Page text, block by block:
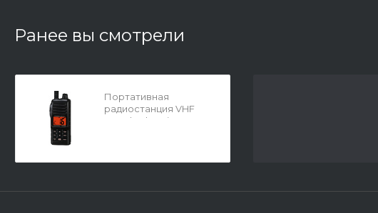
Ранее вы смотрели
Портативная
радиостанция VHF
Standard Horizon